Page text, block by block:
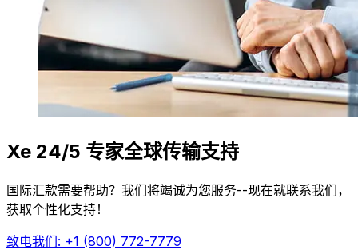
Xe 24/5 专家全球传输支持
国际汇款需要帮助？我们将竭诚为您服务--现在就联系我们，
获取个性化支持！
致电我们: +1 (800) 772-7779